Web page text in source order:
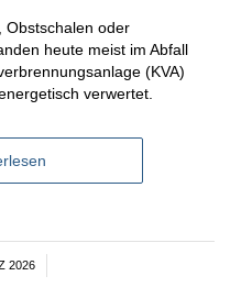
Obstschalen oder
heute meist im Abfall
(KVA)
verwertet.
2026